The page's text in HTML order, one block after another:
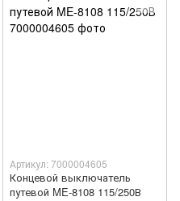
Артикул: 7000004605
Концевой выключатель
путевой ME-8108 115/250В